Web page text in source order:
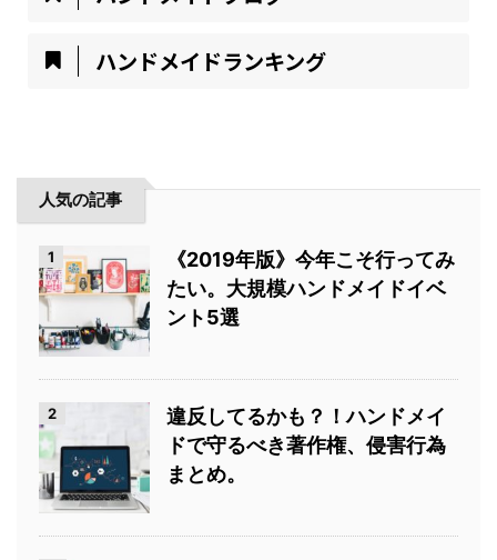
ハンドメイドランキング
人気の記事
1
《2019年版》今年こそ行ってみ
たい。大規模ハンドメイドイベ
ント5選
2
違反してるかも？！ハンドメイ
ドで守るべき著作権、侵害行為
まとめ。